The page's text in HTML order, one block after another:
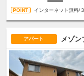
インターネット無料/
アパート メゾン